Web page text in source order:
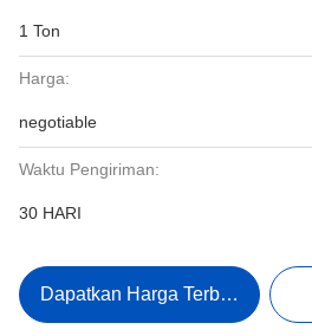
1 Ton
Harga:
negotiable
Waktu Pengiriman:
30 HARI
Dapatkan Harga Terbaik